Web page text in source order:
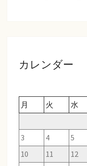
カレンダー
月
火 水
3
4 5
10
11 12